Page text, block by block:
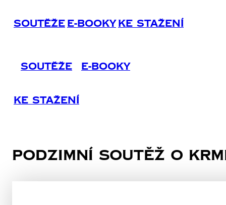
SoutěžeE-BookyKe Stažení
Soutěže E-Booky
Ke Stažení
Podzimní soutěž o